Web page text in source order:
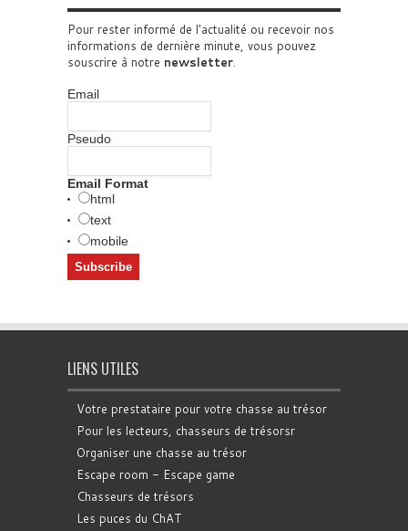
Pour rester informé de l'actualité ou recevoir nos
informations de dernière minute, vous pouvez
souscrire à notre newsletter.
Email
Pseudo
Email Format
html
text
mobile
LIENS UTILES
Votre prestataire pour votre chasse au trésor
Pour les lecteurs, chasseurs de trésorsr
Organiser une chasse au trésor
Escape room - Escape game
Chasseurs de trésors
Les puces du ChAT